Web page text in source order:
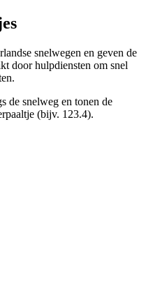
snelwegen en geven de
door hulpdiensten om snel
de snelweg en tonen de
(bijv. 123.4).